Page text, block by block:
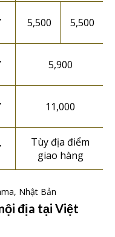
5,500 5,500
5,900
11,000
Tùy địa điểm
giao hàng
Nhật Bản
địa tại Việt